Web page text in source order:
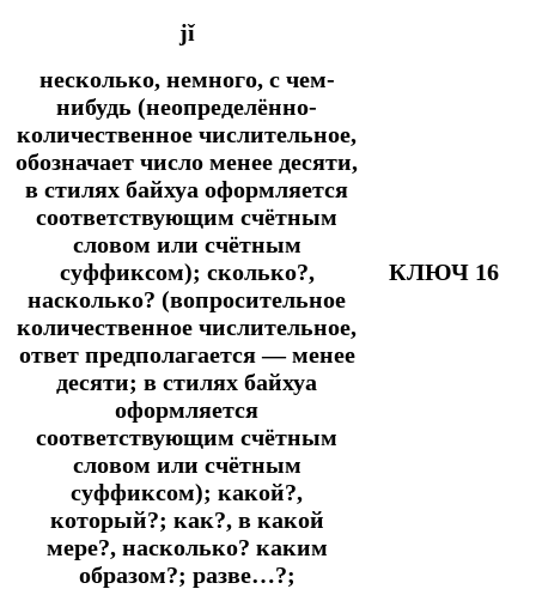
jǐ
несколько, немного, с чем-
нибудь (неопределённо-
количественное числительное,
обозначает число менее десяти,
в стилях байхуа оформляется
соответствующим счётным
словом или счётным
суффиксом); сколько?,
насколько? (вопросительное
количественное числительное,
ответ предполагается ― менее
десяти; в стилях байхуа
оформляется
соответствующим счётным
словом или счётным
суффиксом); какой?,
который?; как?, в какой
мере?, насколько? каким
образом?; разве…?;
КЛЮЧ 16